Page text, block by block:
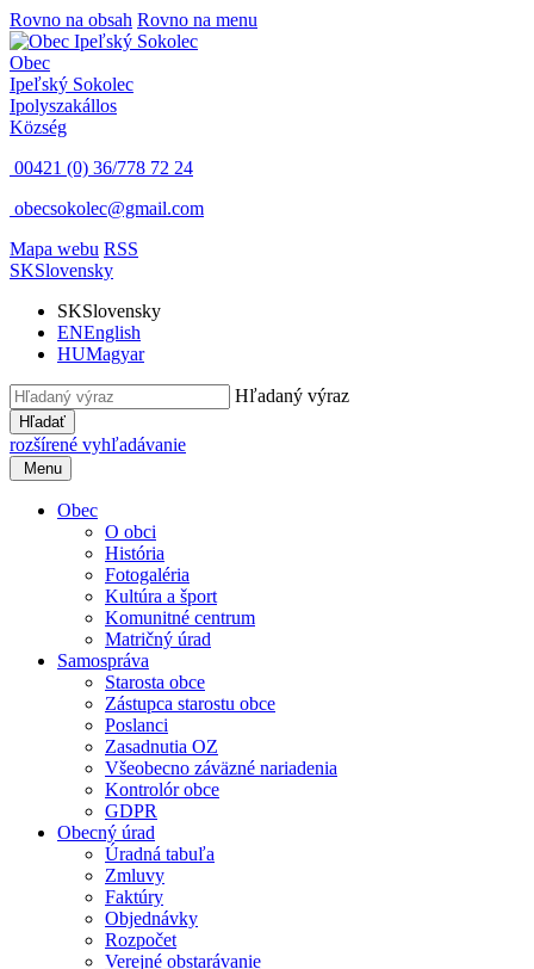
Rovno na obsah Rovno na menu
Obec
Ipeľský Sokolec
Ipolyszakállos
Község
00421 (0) 36/778 72 24
obecsokolec@gmail.com
Mapa webu RSS
SKSlovensky
SKSlovensky
ENEnglish
HUMagyar
Hľadaný výraz
Hľadať
rozšírené vyhľadávanie
Menu
Obec
O obci
História
Fotogaléria
Kultúra a šport
Komunitné centrum
Matričný úrad
Samospráva
Starosta obce
Zástupca starostu obce
Poslanci
Zasadnutia OZ
Všeobecno záväzné nariadenia
Kontrolór obce
GDPR
Obecný úrad
Úradná tabuľa
Zmluvy
Faktúry
Objednávky
Rozpočet
Verejné obstarávanie